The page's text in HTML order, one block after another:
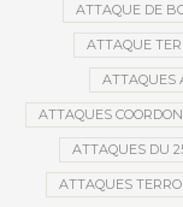
ATTAQUE DE
ATTAQUE
ATTAQUES
ATTAQUES
ATTAQUES DU
ATTAQUES